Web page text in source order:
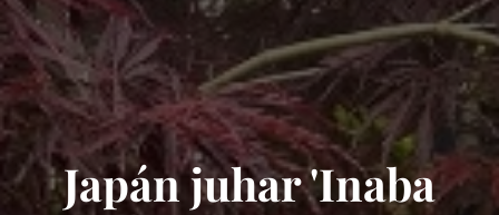
Japán juhar 'Inaba